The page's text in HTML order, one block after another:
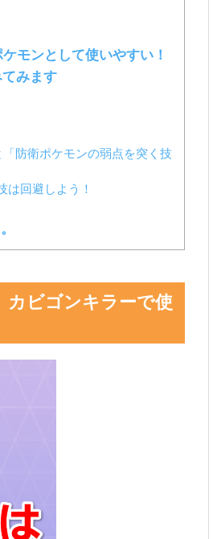
モンとして使いやすい！
みます
防衛ポケモンの弱点を突く技
は回避しよう！
ビゴンキラーで使